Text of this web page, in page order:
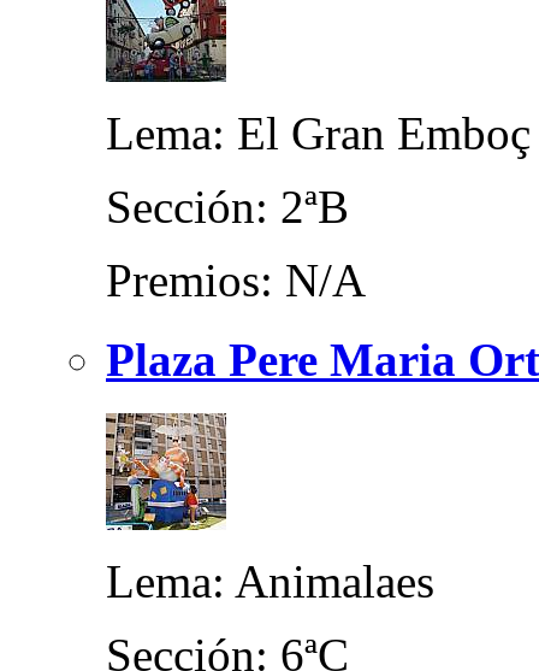
Lema: El Gran Emboç
Sección: 2ªB
Premios: N/A
Plaza Pere Maria
Lema: Animalaes
Sección: 6ªC